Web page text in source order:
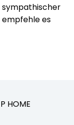
sympathischer
empfehle es
HOME